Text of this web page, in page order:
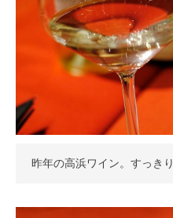
昨年の高浜ワイン。すっき